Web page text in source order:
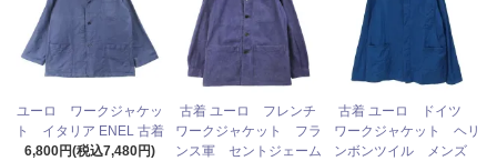
ユーロ ワークジャケッ
ト イタリア ENEL 古着
6,800円(税込7,480円)
古着 ユーロ フレンチ
ワークジャケット フラ
ンス軍 セントジェーム
古着 ユーロ ドイツ
ワークジャケット ヘリ
ンボンツイル メンズ